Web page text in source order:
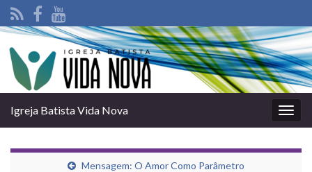
Igreja Batista Vida Nova
Mensagem: O Amor Como Parâmetro